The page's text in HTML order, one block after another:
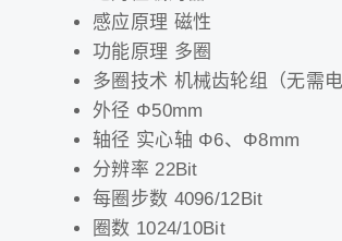
感应原理 磁性
功能原理 多圈
多圈技术 机械齿轮组（无需电
外径 Φ50mm
轴径 实心轴 Φ6、Φ8mm
分辨率 22Bit
每圈步数 4096/12Bit
圈数 1024/10Bit